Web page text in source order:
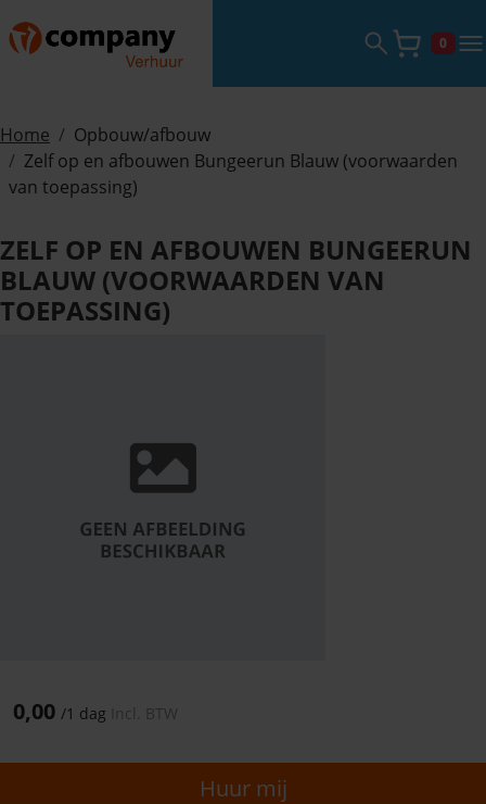
Zoekveld0
Home
Opbouw/afbouw
Zelf op en afbouwen Bungeerun Blauw (voorwaarden
van toepassing)
ZELF OP EN AFBOUWEN BUNGEERUN
BLAUW (VOORWAARDEN VAN
TOEPASSING)
0,00 /1 dag Incl. BTW
Huur mij